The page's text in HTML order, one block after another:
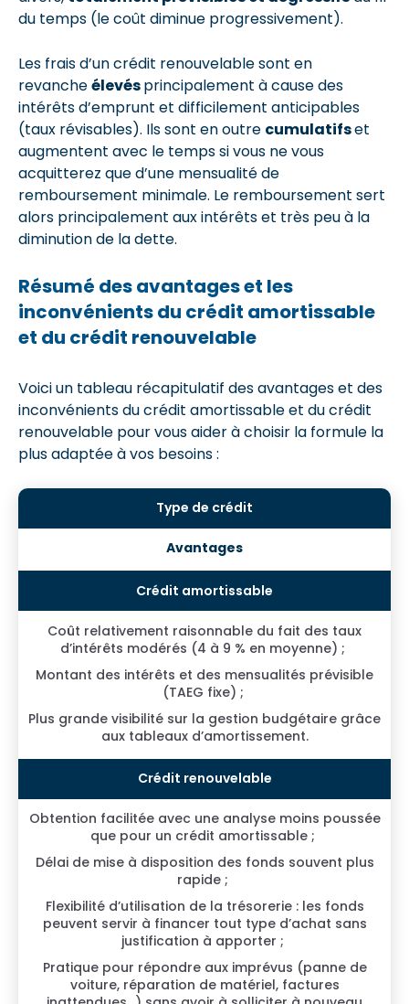
du temps (le coût diminue progressivement).
Les frais d’un crédit renouvelable sont en
revancheélevésprincipalement à cause des
intérêts d’emprunt et difficilement anticipables
(taux révisables). Ils sont en outre cumulatifset
augmentent avec le temps si vous ne vous
acquitterez que d’une mensualité de
remboursement minimale. Le remboursement sert
alors principalement aux intérêts et très peu à la
diminution de la dette.
Résumé des avantages et les
inconvénients du crédit amortissable
et du crédit renouvelable
Voici un tableau récapitulatif des avantages et des
inconvénients du crédit amortissable et du crédit
renouvelable pour vous aider à choisir la formule la
plus adaptée à vos besoins :
Avantages
Coût relativement raisonnable du fait des taux
d’intérêts modérés (4 à 9 % en moyenne) ;
Montant des intérêts et des mensualités prévisible
(TAEG fixe) ;
Plus grande visibilité sur la gestion budgétaire grâce
aux tableaux d’amortissement.
Obtention facilitée avec une analyse moins poussée
que pour un crédit amortissable ;
Délai de mise à disposition des fonds souvent plus
rapide ;
Flexibilité d’utilisation de la trésorerie : les fonds
peuvent servir à financer tout type d’achat sans
justification à apporter ;
Pratique pour répondre aux imprévus (panne de
voiture, réparation de matériel, factures